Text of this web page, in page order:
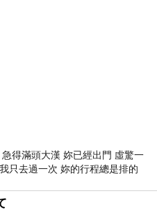
得滿頭大漢 妳已經出門 虛驚一
只去過一次 妳的行程總是排的